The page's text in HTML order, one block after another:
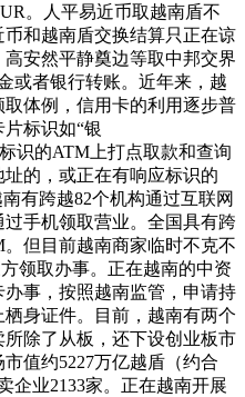
。人平易近币取越南盾不
和越南盾交换结算只正在谅
安然平静奠边等取中邦交界
或者银行转账。近年来，越
体例，信用卡的利用逐步普
标识如“银
识的ATM上打点取款和查询
的，或正在有响应标识的
有跨越82个机构通过互联网
手机领取营业。全国具有跨
。但目前越南商家临时不克不
领取办事。正在越南的中资
事，按照越南监管，申请持
身证件。目前，越南有两个
除了从板，还下设创业板市
值约5227万亿越盾（约合
企业2133家。正在越南开展